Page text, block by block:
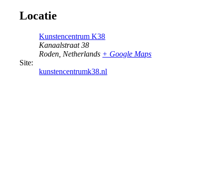
Locatie
Kunstencentrum K38
Kanaalstraat 38
Roden Netherlands + Google Maps
Site:
kunstencentrumk38.nl